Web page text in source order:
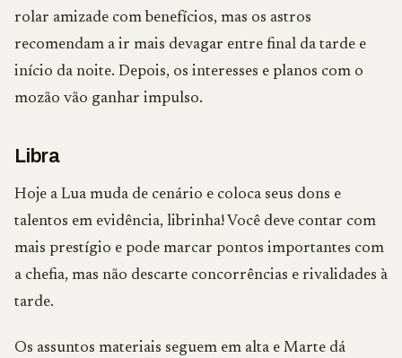
rolar amizade com benefícios, mas os astros
recomendam a ir mais devagar entre final da tarde e
início da noite. Depois, os interesses e planos com o
mozão vão ganhar impulso.
Libra
Hoje a Lua muda de cenário e coloca seus dons e
talentos em evidência, librinha! Você deve contar com
mais prestígio e pode marcar pontos importantes com
a chefia, mas não descarte concorrências e rivalidades à
tarde.
Os assuntos materiais seguem em alta e Marte dá